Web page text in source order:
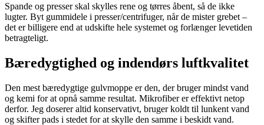
Spande og presser skal skylles rene og tørres åbent, så de ikke
lugter. Byt gummidele i presser/centrifuger, når de mister grebet –
det er billigere end at udskifte hele systemet og forlænger levetiden
betragteligt.
Bæredygtighed og indendørs luftkvalitet
Den mest bæredygtige gulvmoppe er den, der bruger mindst vand
og kemi for at opnå samme resultat. Mikrofiber er effektivt netop
derfor. Jeg doserer altid konservativt, bruger koldt til lunkent vand
og skifter pads i stedet for at skylle den samme i beskidt vand.